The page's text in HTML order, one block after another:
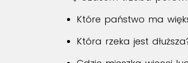
Które państwo ma
Która rzeka jest